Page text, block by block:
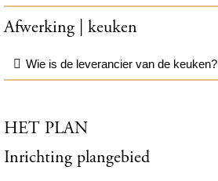
Afwerking | keuken
Wie is de leverancier van de keuken?
HET PLAN
Inrichting plangebied